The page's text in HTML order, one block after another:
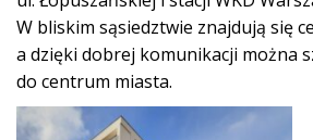
W bliskim sąsiedztwie znajdują się
a dzięki dobrej komunikacji można
do centrum miasta.